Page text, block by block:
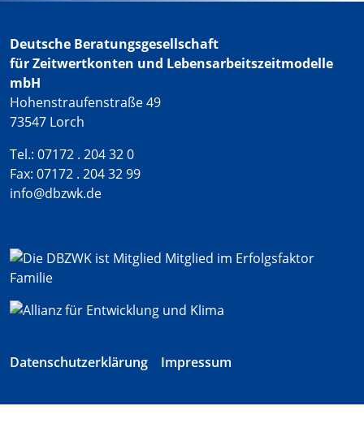
Deutsche Beratungsgesellschaft
für Zeitwertkonten und Lebensarbeitszeitmodelle
mbH
Hohenstraufenstraße 49
73547 Lorch
Tel.: 07172 . 204 32 0
Fax: 07172 . 204 32 99
info@dbzwk.de
Datenschutzerklärung Impressum